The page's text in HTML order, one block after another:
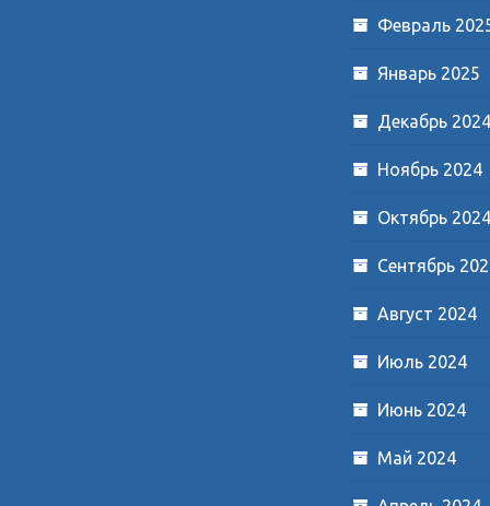
Февраль
Январь 2025
Декабрь 2024
Ноябрь 2024
Октябрь 2024
Сентябрь
Август 2024
Июль 2024
Июнь 2024
Май 2024